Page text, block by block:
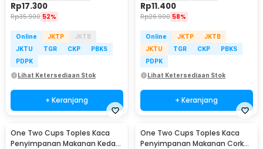
Rp17.300
Rp35.900 52%
Online JKTP
JKTB
JKTU
TGR CKP
PBKS
PDPK
Lihat Ketersediaan Stok
+ Keranjang
Rp11.400
Rp26.900 58%
Online JKTP
JKTB
JKTU
TGR CKP
PBKS
PDPK
Lihat Ketersediaan Stok
+ Keranjang
One Two Cups Toples Kaca
Penyimpanan Makanan Kedap
One Two Cups Toples Kaca
Penyimpanan Makanan Cork